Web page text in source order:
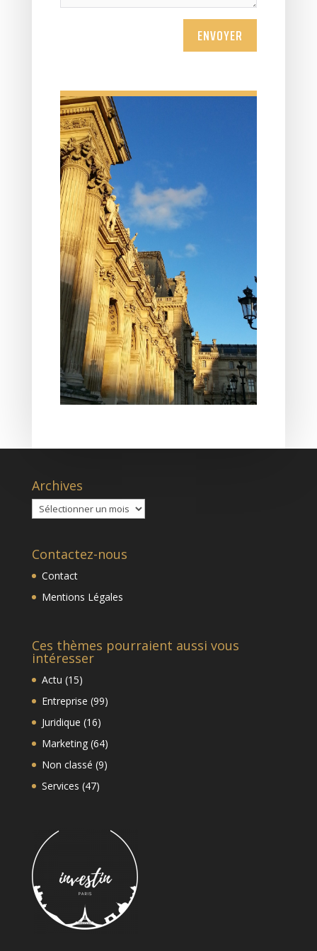
ENVOYER
Archives
Archives
Contactez-nous
Contact
Mentions Légales
Ces thèmes pourraient aussi vous
intéresser
Actu (15)
Entreprise (99)
Juridique (16)
Marketing(64)
Non classé (9)
Services (47)